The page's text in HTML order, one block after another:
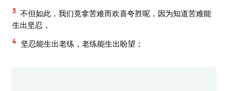
3 不但如此，我们竟拿苦难而欢喜夸胜呢，因为知道苦难能
生出坚忍，
4 坚忍能生出老练，老练能生出盼望；